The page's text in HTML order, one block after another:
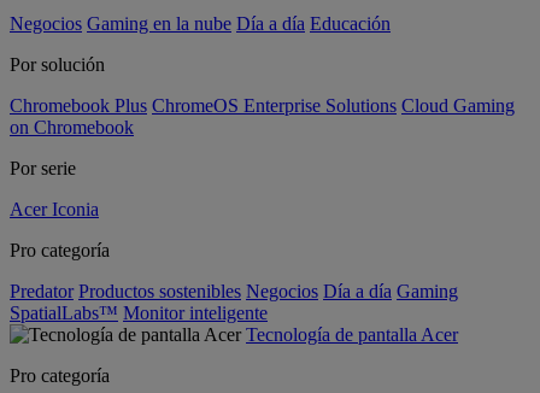
Negocios Gaming en la nube Día a día Educación
Por solución
Chromebook Plus ChromeOS Enterprise Solutions Cloud Gaming
on Chromebook
Por serie
Acer Iconia
Pro categoría
Predator Productos sostenibles Negocios Día a día Gaming
SpatialLabs™ Monitor inteligente
Tecnología de pantalla Acer
Pro categoría